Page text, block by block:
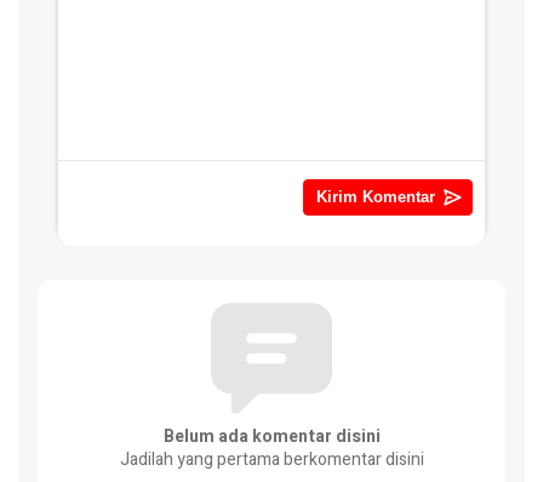
Belum ada komentar disini
Jadilah yang pertama berkomentar disini